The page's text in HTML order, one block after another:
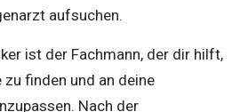
aufsuchen.
ist der Fachmann, der dir hilft,
finden und an deine
Nach der